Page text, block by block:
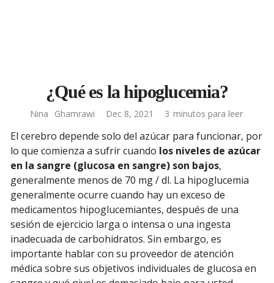
¿Qué es la hipoglucemia?
Nina Ghamrawi Dec 8, 2021 3 minutos para leer
El cerebro depende solo del azúcar para funcionar, por
lo que comienza a sufrir cuando los niveles de azúcar
en la sangre (glucosa en sangre) son bajos,
generalmente menos de 70 mg / dl. La hipoglucemia
generalmente ocurre cuando hay un exceso de
medicamentos hipoglucemiantes, después de una
sesión de ejercicio larga o intensa o una ingesta
inadecuada de carbohidratos. Sin embargo, es
importante hablar con su proveedor de atención
médica sobre sus objetivos individuales de glucosa en